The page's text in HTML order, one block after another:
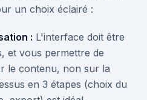
un choix éclairé :
: L'interface doit être
et vous permettre de
le contenu, non sur la
en 3 étapes (choix du